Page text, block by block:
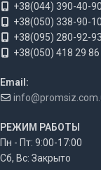
+38(044) 390-40-90
+38(050) 338-90-10
+38(095) 280-92-93
+38(050) 418 29 86
Email:
РЕЖИМ РАБОТЫ
Пн - Пт: 9:00-17:00
Сб, Вс: Закрыто